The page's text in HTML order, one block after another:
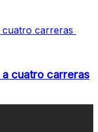
cuatro carreras